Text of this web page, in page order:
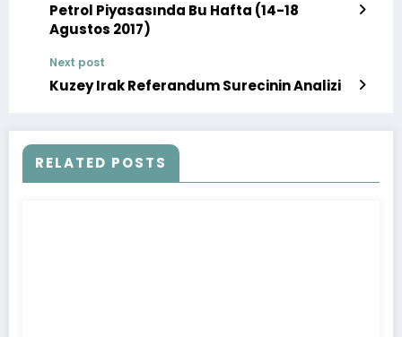
Petrol Piyasasında Bu Hafta (14-18
Agustos 2017)
Next post
Kuzey Irak Referandum Surecinin Analizi
RELATED POSTS